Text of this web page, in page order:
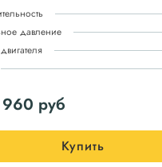
давление
руб
Купить